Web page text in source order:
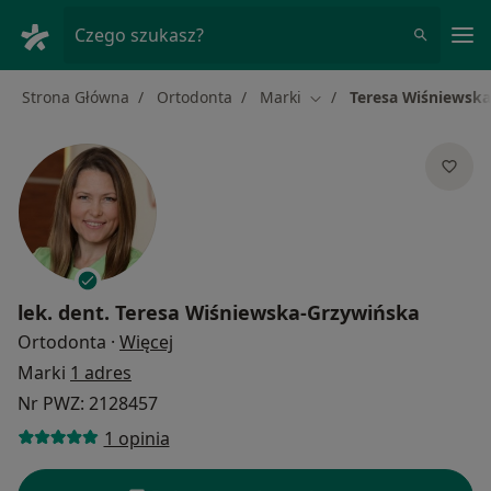
Czego szukasz?
Strona Główna Ortodonta Marki Zmień miasto
Teresa
lek. dent. Teresa Wiśniewska-Grzywińska
Ortodonta · Więcej
Marki 1 adres
Nr PWZ: 2128457
1 opinia